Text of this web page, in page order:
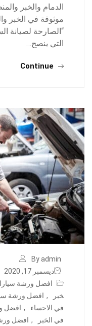
الدمام والخبر
موثوقة في الخبر
“الصارحة لصيانة
التي ينصح…
Continue
By admin
ديسمبر 17, 2020
افضل ورشة
خبر
, افضل ورشة
في الاحساء
, افضل
في الخبر
, افضل